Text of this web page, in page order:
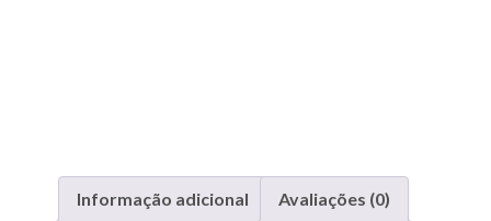
Informação adicional Avaliações (0)